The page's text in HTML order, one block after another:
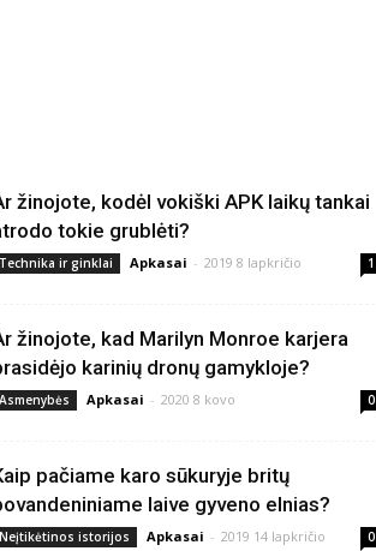
žinojote, kodėl vokiški APK laikų tankai
tokie grublėti?
Technika ir ginklai Apkasai - 2019 8 lapkričio 1
žinojote, kad Marilyn Monroe karjera
karinių dronų gamykloje?
Asmenybės Apkasai - 2020 8 kovo 0
pačiame karo sūkuryje britų
laive gyveno elnias?
Neįtikėtinos istorijos Apkasai - 2019 14 lapkričio 0